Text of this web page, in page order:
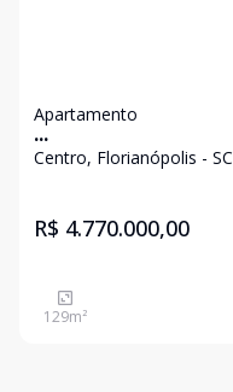
Apartamento
...
Centro, Florianópolis - SC
R$ 4.770.000,00
129m²